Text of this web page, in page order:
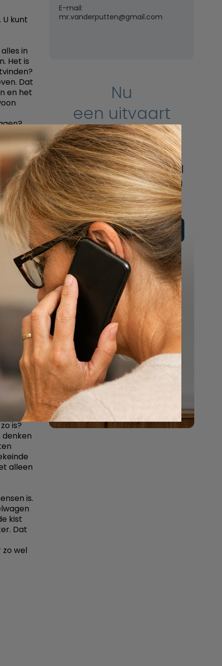
kunt
in
Het is
Dat
en het
geen
de
De
u
eigen
en
niet
op
kan
is,
U
of kind
is?
denken
alleen
is.
kist
Dat
wel
E-mail:
mr.vanderputten@gmail.com
Nu
een uitvaart
regelen
Beschrijf uw wensen
online of bel ons geheel
vrijblijvend voor hulp na
een overlijden.
Vul hier uw wensen in
Of bel ons:
088 - 848 82 27
24/7 bereikbaar